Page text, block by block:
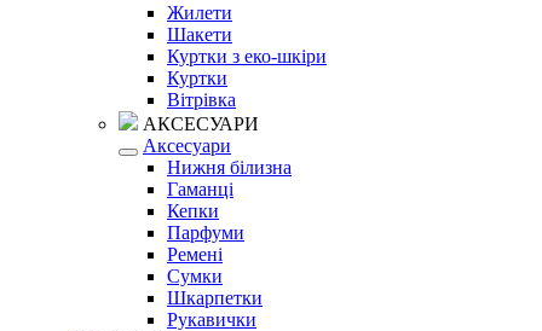
Жилети
Шакети
Куртки з еко-шкіри
Куртки
Вітрівка
АКСЕСУАРИ
Аксесуари
Нижня білизна
Гаманці
Кепки
Парфуми
Ремені
Сумки
Шкарпетки
Рукавички